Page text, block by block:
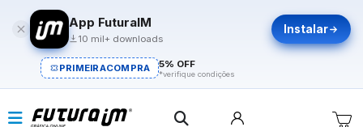
App FuturaIM
10 mil+ downloads
Instalar
PRIMEIRACOMPRA 5% OFF
*verifique condições